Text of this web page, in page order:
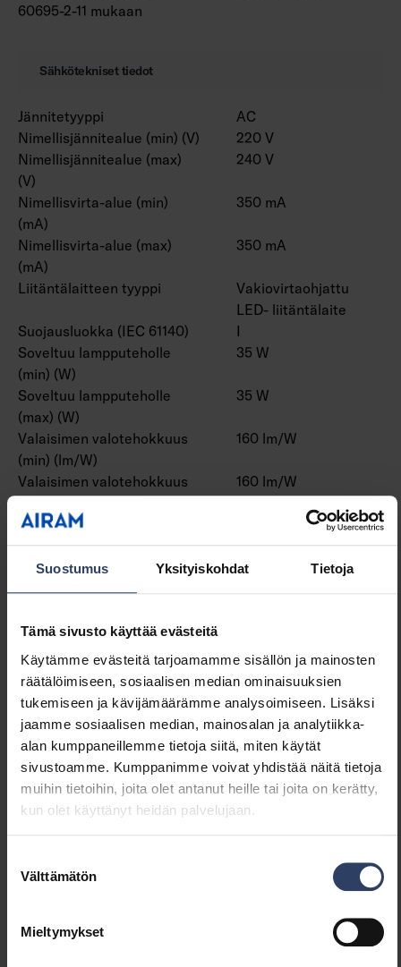
Suostumus Yksityiskohdat Tietoja
Tämä sivusto käyttää evästeitä
Käytämme evästeitä tarjoamamme sisällön ja mainosten
räätälöimiseen, sosiaalisen median ominaisuuksien
tukemiseen ja kävijämäärämme analysoimiseen. Lisäksi
jaamme sosiaalisen median, mainosalan ja analytiikka-
alan kumppaneillemme tietoja siitä, miten käytät
sivustoamme. Kumppanimme voivat yhdistää näitä tietoja
muihin tietoihin, joita olet antanut heille tai joita on kerätty,
kun olet käyttänyt heidän palvelujaan.
valinta
Välttämätön
Mieltymykset
60695-2-11 mukaan
Sähkötekniset tiedot
Jännitetyyppi
AC
Nimellisjännitealue (min) (V)
220 V
Nimellisjännitealue (max)
(V)
240 V
Nimellisvirta-alue (min)
(mA)
350 mA
Nimellisvirta-alue (max)
(mA)
350 mA
Liitäntälaitteen tyyppi
Vakiovirtaohjattu
LED- liitäntälaite
Suojausluokka (IEC 61140)
I
Soveltuu lampputeholle
(min) (W)
35 W
Soveltuu lampputeholle
(max) (W)
35 W
Valaisimen valotehokkuus
(min) (lm/W)
160 lm/W
Valaisimen valotehokkuus
(max) (lm/W)
160 lm/W
Järjestelmän enimmäisteho
(W)
Valaisimen tehokkuus
(lm/W)
160 lm/W
Kokonaisharmoninen särö
(THD) (%)
Kokonaisharmoninen särö
(THD)
20 THD
Himmennys ja ohjaus
Himmennettävä
Himmennys 0-10 V
Himmennys DALI-2
Himmennys DSI